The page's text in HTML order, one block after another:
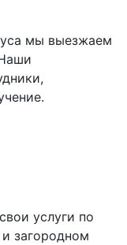
мы выезжаем
услуги по
загородном